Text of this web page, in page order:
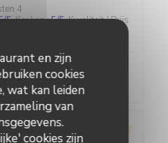
en zijn
cookies
wat kan leiden
van
cookies zijn
4
/5 Keuken:5/5 Kwaliteit / Prijs
très classe et
recommande